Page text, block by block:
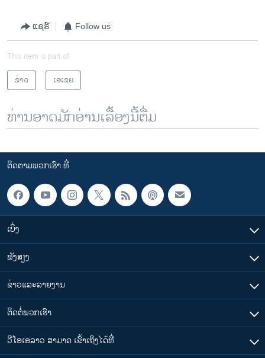
ແຊຣ໌ Follow us
This item is part of
ຂ່າວ
ເອເຊຍ
ທ່ານອາດມັກອ່ານເລື້ອງນີ້ຕື່ມ
ຕິດຕາມພວກເຮົາ ທີ່
ເບິ່ງ
ຟັງສຽງ
ຂ່າວແລະລາຍງານ
ຕິດຕໍ່ພວກເຮົາ
ວີໂອເອລາວ ສາມາດ ເຂົ້າເຖິງໄດ້ທີ່